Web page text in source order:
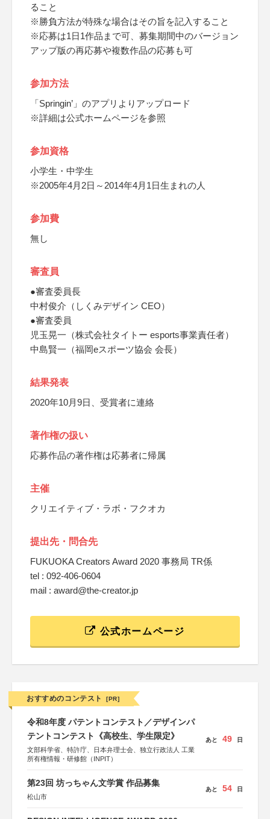
ること
※勝負方法が特殊な場合はその旨を記入すること
※応募は1日1作品まで可、募集期間中のバージョン
アップ版の再応募や複数作品の応募も可
参加方法
「Springin’」のアプリよりアップロード
※詳細は公式ホームページを参照
参加資格
小学生・中学生
※2005年4月2日～2014年4月1日生まれの人
参加費
無し
審査員
●審査委員長
中村俊介（しくみデザイン CEO）
●審査委員
児玉晃一（株式会社タイトー esports事業責任者）
中島賢一（福岡eスポーツ協会 会長）
結果発表
2020年10月9日、受賞者に連絡
著作権の扱い
応募作品の著作権は応募者に帰属
主催
クリエイティブ・ラボ・フクオカ
提出先・問合先
FUKUOKA Creators Award 2020 事務局 TR係
tel : 092-406-0604
mail : award@the-creator.jp
公式ホームページ
おすすめのコンテスト [PR]
令和8年度 パテントコンテスト／デザインパ
テントコンテスト《高校生、学生限定》
文部科学省、特許庁、日本弁理士会、独立行政法人 工業
所有権情報・研修館（INPIT）
あと 49 日
第23回 坊っちゃん文学賞 作品募集
松山市
あと 54 日